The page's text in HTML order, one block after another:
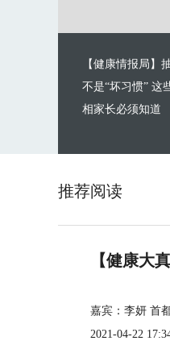
【健康情报局】
不是“坏习惯” 这
相家长必须知道
推荐阅读
【健康大
嘉宾：李妍 首
2021-04-22